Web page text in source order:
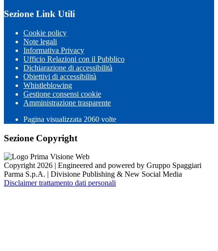
Sezione Link Utili
Cookie policy
Note legali
Informativa Privacy
Ufficio Relazioni con il Pubblico
Dichiarazione di accessibilità
Obiettivi di accessibilità
Whistleblowing
Gestione consensi cookie
Amministrazione trasparente
Pagina visualizzata 2060 volte
Sezione Copyright
Copyright 2026 | Engineered and powered by Gruppo Spaggiari
Parma S.p.A. | Divisione Publishing & New Social Media
Disclaimer trattamento dati personali